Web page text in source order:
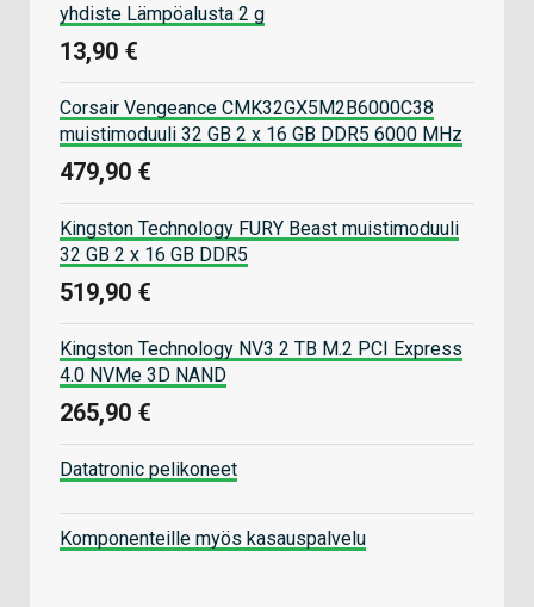
yhdiste Lämpöalusta 2 g
13,90 €
Corsair Vengeance CMK32GX5M2B6000C38
muistimoduuli 32 GB 2 x 16 GB DDR5 6000 MHz
479,90 €
Kingston Technology FURY Beast muistimoduuli
32 GB 2 x 16 GB DDR5
519,90 €
Kingston Technology NV3 2 TB M.2 PCI Express
4.0 NVMe 3D NAND
265,90 €
Datatronic pelikoneet
Komponenteille myös kasauspalvelu